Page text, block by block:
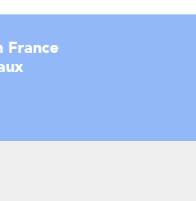
France